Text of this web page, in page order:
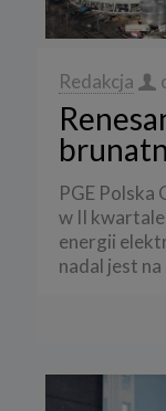
Redakcja
PGE Polska
w II
energii
nadal jest